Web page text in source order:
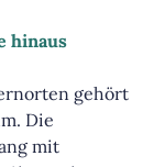
hinaus
gehört
Die
mit